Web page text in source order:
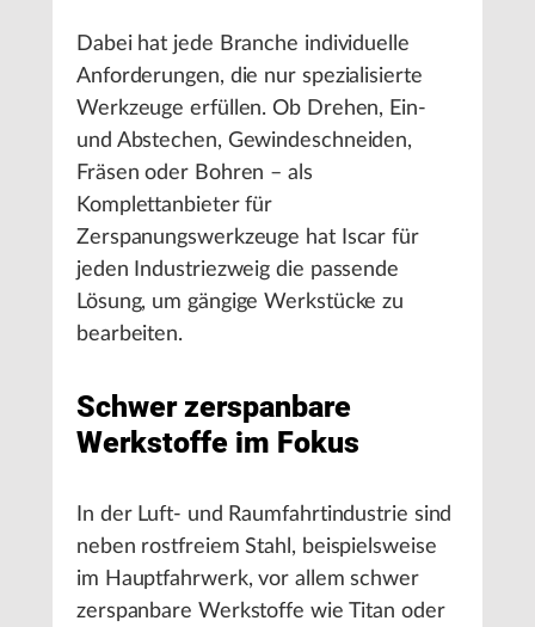
Dabei hat jede Branche individuelle
Anforderungen, die nur spezialisierte
Werkzeuge erfüllen. Ob Drehen, Ein-
und Abstechen, Gewindeschneiden,
Fräsen oder Bohren – als
Komplettanbieter für
Zerspanungswerkzeuge hat Iscar für
jeden Industriezweig die passende
Lösung, um gängige Werkstücke zu
bearbeiten.
Schwer zerspanbare
Werkstoffe im Fokus
In der Luft- und Raumfahrtindustrie sind
neben rostfreiem Stahl, beispielsweise
im Hauptfahrwerk, vor allem schwer
zerspanbare Werkstoffe wie Titan oder